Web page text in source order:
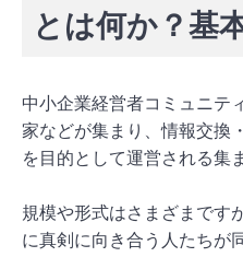
とは何か？基
中小企業経営者コミュニテ
家などが集まり、情報交換
を目的として運営される集
規模や形式はさまざまです
に真剣に向き合う人たちが